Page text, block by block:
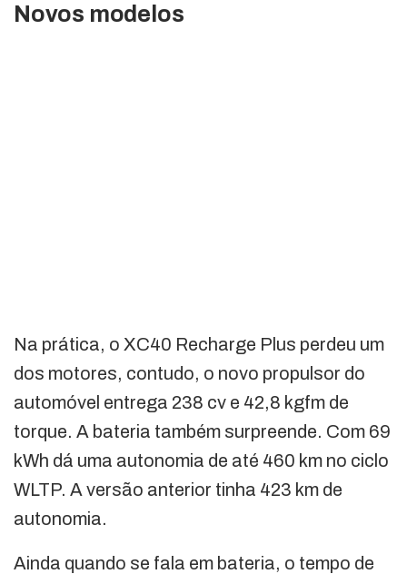
Novos modelos
Na prática, o XC40 Recharge Plus perdeu um
dos motores, contudo, o novo propulsor do
automóvel entrega 238 cv e 42,8 kgfm de
torque. A bateria também surpreende. Com 69
kWh dá uma autonomia de até 460 km no ciclo
WLTP. A versão anterior tinha 423 km de
autonomia.
Ainda quando se fala em bateria, o tempo de